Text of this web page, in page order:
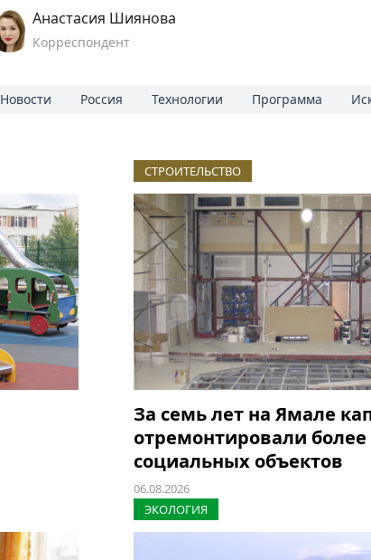
Анастасия Шиянова
Корреспондент
Новости Россия Технологии Программа
СТРОИТЕЛЬСТВО
За семь лет на Ямале
отремонтировали более
социальных объектов
06.08.2026
ЭКОЛОГИЯ